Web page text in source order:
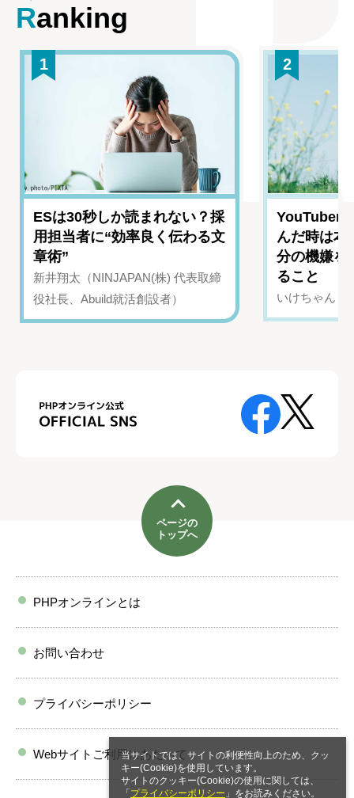
当サイトでは、サイトの利便性向上のため、クッ
キー(Cookie)を使用しています。
サイトのクッキー(Cookie)の使用に関しては、
「 プライバシーポリシー 」をお読みください。
Ranking
1
ESは30秒しか読まれない？採
用担当者に“効率良く伝わる文
章術”
新井翔太（NINJAPAN(株) 代表取締
役社長、Abuild就活創設者）
2
YouTuber
んだ時は
分の機嫌を
ること
いけちゃん（
ページの
トップへ
PHPオンラインとは
お問い合わせ
プライバシーポリシー
Webサイトご利用にあたって